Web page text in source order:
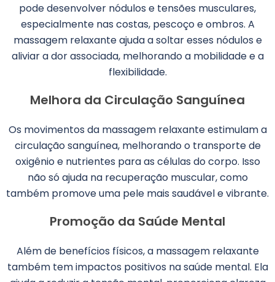
pode desenvolver nódulos e tensões musculares,
especialmente nas costas, pescoço e ombros. A
massagem relaxante ajuda a soltar esses nódulos e
aliviar a dor associada, melhorando a mobilidade e a
flexibilidade.
Melhora da Circulação Sanguínea
Os movimentos da massagem relaxante estimulam a
circulação sanguínea, melhorando o transporte de
oxigênio e nutrientes para as células do corpo. Isso
não só ajuda na recuperação muscular, como
também promove uma pele mais saudável e vibrante.
Promoção da Saúde Mental
Além de benefícios físicos, a massagem relaxante
também tem impactos positivos na saúde mental. Ela